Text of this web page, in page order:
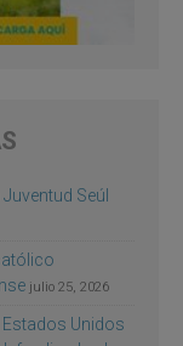
Seúl
julio 25, 2026
Unidos